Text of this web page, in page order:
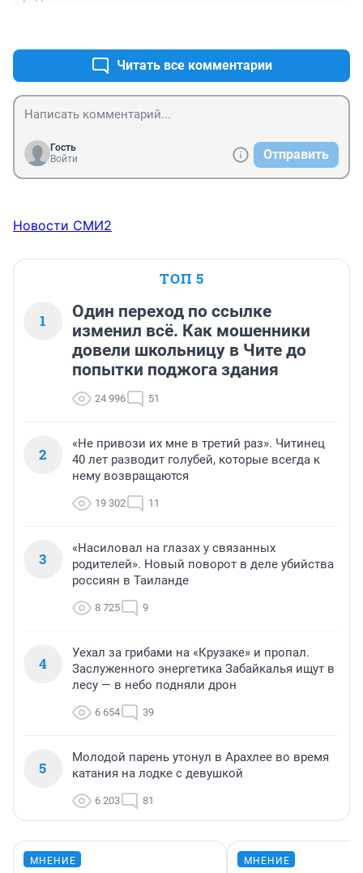
Читать все комментарии
Гость
Войти
Отправить
Новости СМИ2
ТОП 5
1
Один переход по ссылке
изменил всё. Как мошенники
довели школьницу в Чите до
попытки поджога здания
24 996 51
2
«Не привози их мне в третий раз». Читинец
40 лет разводит голубей, которые всегда к
нему возвращаются
19 302 11
3
«Насиловал на глазах у связанных
родителей». Новый поворот в деле убийства
россиян в Таиланде
8 725 9
4
Уехал за грибами на «Крузаке» и пропал.
Заслуженного энергетика Забайкалья ищут в
лесу — в небо подняли дрон
6 654 39
5
Молодой парень утонул в Арахлее во время
катания на лодке с девушкой
6 203 81
МНЕНИЕ МНЕНИЕ